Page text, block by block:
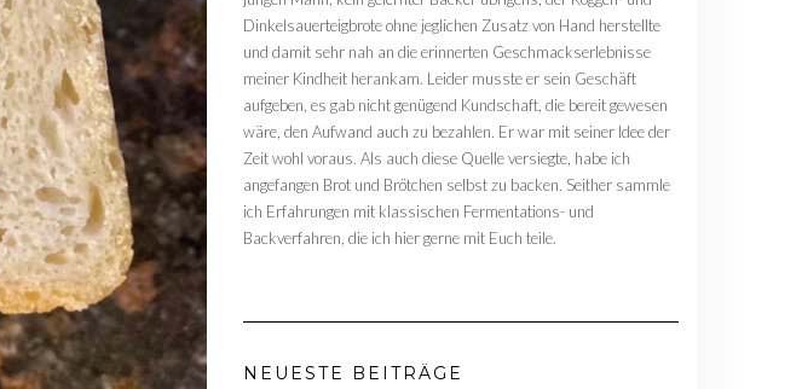
Dinkelsauerteigbrote ohne jeglichen Zusatz von Hand herstellte
und damit sehr nah an die erinnerten Geschmackserlebnisse
meiner Kindheit herankam. Leider musste er sein Geschäft
aufgeben, es gab nicht genügend Kundschaft, die bereit gewesen
wäre, den Aufwand auch zu bezahlen. Er war mit seiner Idee der
Zeit wohl voraus. Als auch diese Quelle versiegte, habe ich
angefangen Brot und Brötchen selbst zu backen. Seither sammle
ich Erfahrungen mit klassischen Fermentations- und
Backverfahren, die ich hier gerne mit Euch teile.
NEUESTE BEITRÄGE